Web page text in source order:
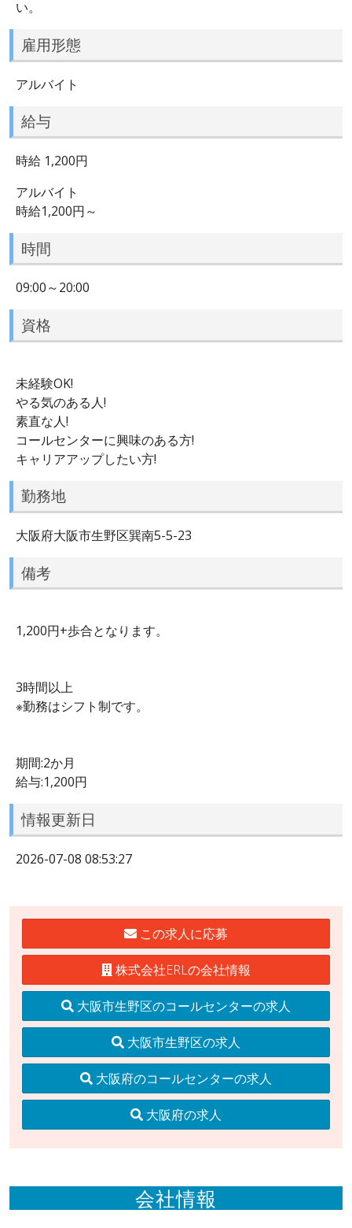
い。
雇用形態
アルバイト
給与
時給 1,200円
アルバイト
時給1,200円～
時間
09:00～20:00
資格
未経験OK!
やる気のある人!
素直な人!
コールセンターに興味のある方!
キャリアアップしたい方!
勤務地
大阪府大阪市生野区巽南5-5-23
備考
1,200円+歩合となります。
3時間以上
※勤務はシフト制です。
期間:2か月
給与:1,200円
情報更新日
2026-07-08 08:53:27
この求人に応募
株式会社ERLの会社情報
大阪市生野区のコールセンターの求人
大阪市生野区の求人
大阪府のコールセンターの求人
大阪府の求人
会社情報